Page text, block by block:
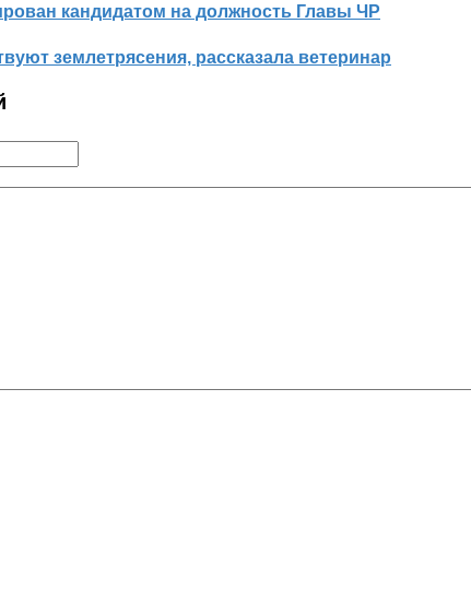
кандидатом на должность Главы ЧР
землетрясения, рассказала ветеринар